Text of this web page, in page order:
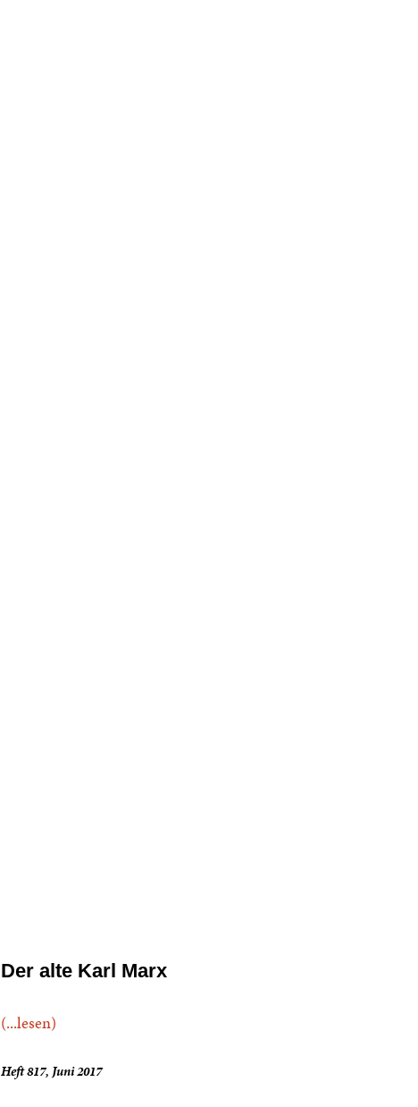
Der alte Karl Marx
(...lesen)
Heft 817, Juni 2017